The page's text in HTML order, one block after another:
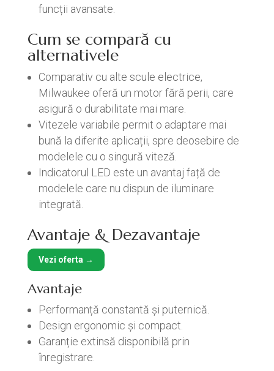
funcții avansate.
Cum se compară cu
alternativele
Comparativ cu alte scule electrice,
Milwaukee oferă un motor fără perii, care
asigură o durabilitate mai mare.
Vitezele variabile permit o adaptare mai
bună la diferite aplicații, spre deosebire de
modelele cu o singură viteză.
Indicatorul LED este un avantaj față de
modelele care nu dispun de iluminare
integrată.
Avantaje & Dezavantaje
Vezi oferta →
Avantaje
Performanță constantă și puternică.
Design ergonomic și compact.
Garanție extinsă disponibilă prin
înregistrare.